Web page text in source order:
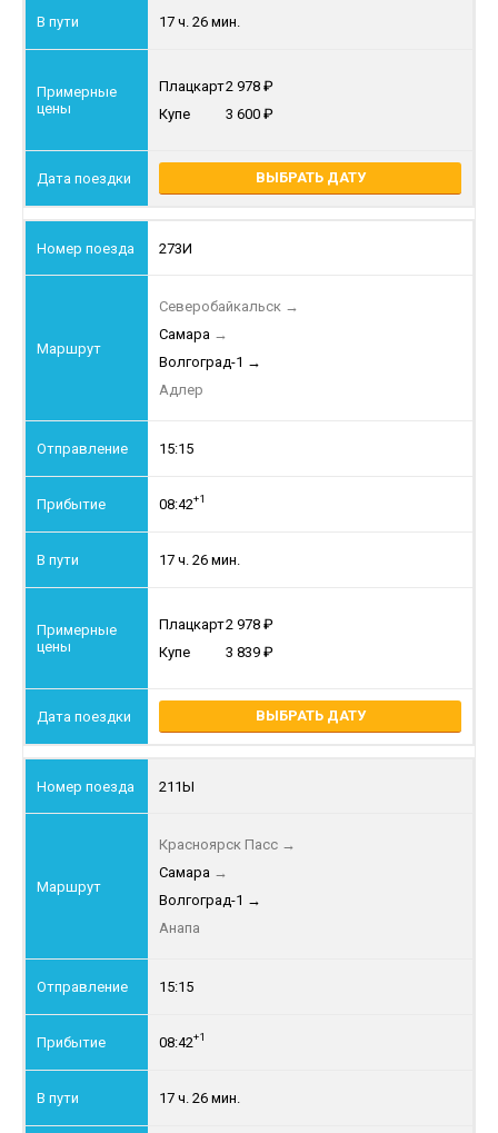
17 ч. 26 мин.
Плацкарт2 978
Купе
3 600
ВЫБРАТЬ ДАТУ
273И
Северобайкальск →
Самара →
Волгоград-1 →
Адлер
15:15
08:42+1
17 ч. 26 мин.
Плацкарт2 978
Купе
3 839
ВЫБРАТЬ ДАТУ
211Ы
Красноярск Пасс →
Самара →
Волгоград-1 →
Анапа
15:15
08:42+1
17 ч. 26 мин.